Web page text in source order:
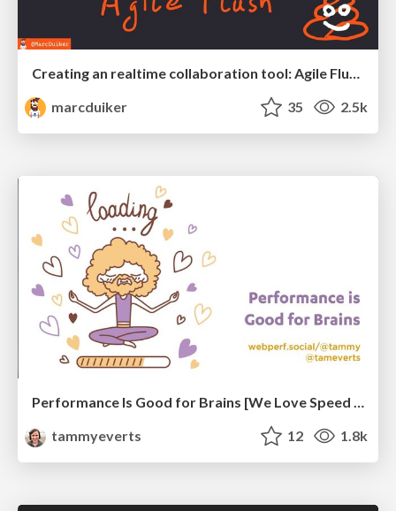
marcduiker
35 2.5k
Performance Is Good for Brains [We Love Speed 2024]
tammyeverts
12 1.8k